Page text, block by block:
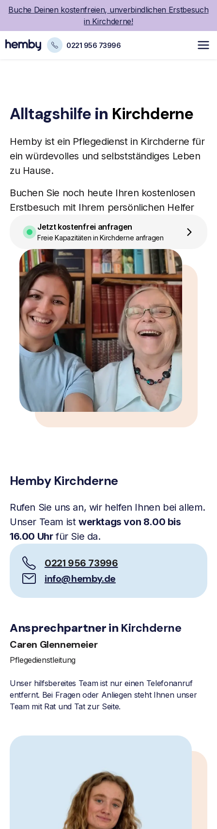
Buche Deinen kostenfreien, unverbindlichen Erstbesuch
in Kirchderne!
0221 956 73996
Alltagshilfe in Kirchderne
Hemby ist ein Pflegedienstin Kirchderne für
ein würdevolles und selbstständiges Leben
zu Hause.
Buchen Sie noch heute Ihren kostenlosen
Erstbesuch mit Ihrem persönlichen Helfer
Jetzt kostenfrei anfragen
Freie Kapazitäten in Kirchderne anfragen
Hemby Kirchderne
Rufen Sie uns an, wir helfen Ihnen bei allem.
Unser Team ist werktags von 8.00 bis
16.00 Uhrfür Sie da.
0221 956 73996
info@hemby.de
Ansprechpartner in Kirchderne
Caren Glennemeier
Pflegedienstleitung
Unser hilfsbereites Team ist nur einen Telefonanruf
entfernt. Bei Fragen oder Anliegen steht Ihnen unser
Team mit Rat und Tat zur Seite.